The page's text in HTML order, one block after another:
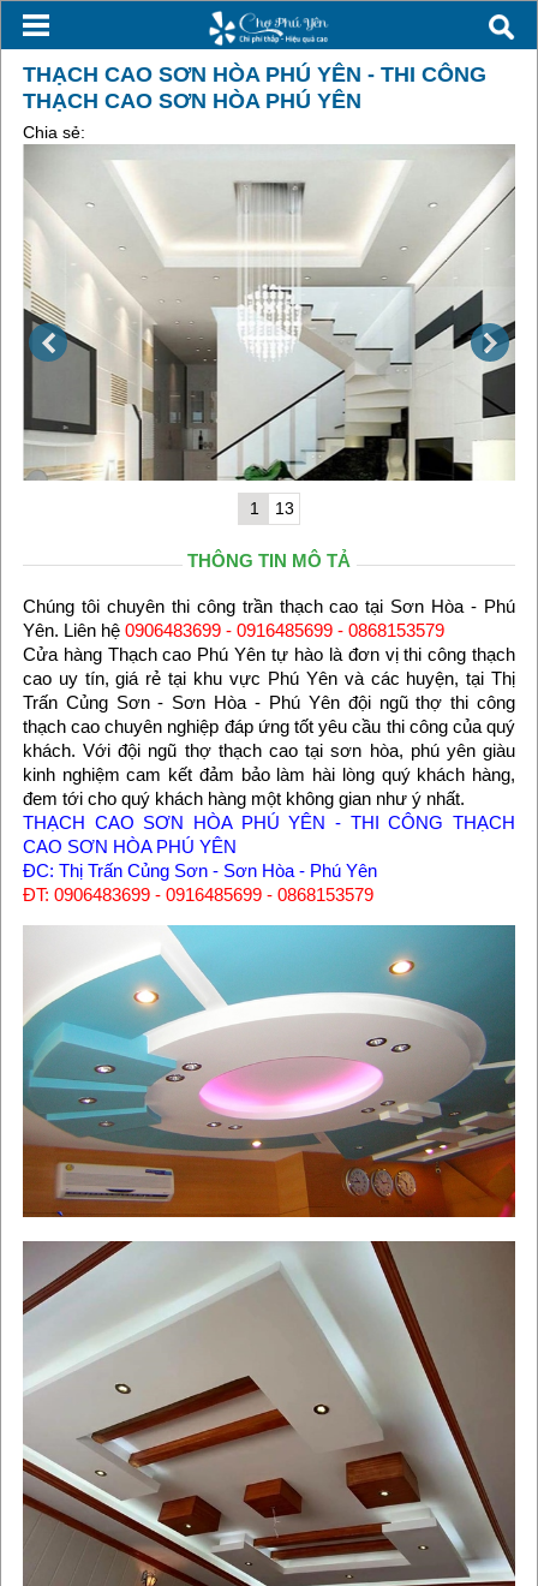
THẠCH CAO SƠN HÒA PHÚ YÊN - THI CÔNG
THẠCH CAO SƠN HÒA PHÚ YÊN
Chia sẻ:
1 13
THÔNG TIN MÔ TẢ
Chúng tôi chuyên thi công trần thạch cao tại Sơn Hòa - Phú
Yên. Liên hệ 0906483699 - 0916485699 - 0868153579
Cửa hàng Thạch cao Phú Yên tự hào là đơn vị thi công thạch
cao uy tín, giá rẻ tại khu vực Phú Yên và các huyện, tại Thị
Trấn Củng Sơn - Sơn Hòa - Phú Yên đội ngũ thợ thi công
thạch cao chuyên nghiệp đáp ứng tốt yêu cầu thi công của quý
khách. Với đội ngũ thợ thạch cao tại sơn hòa, phú yên giàu
kinh nghiệm cam kết đảm bảo làm hài lòng quý khách hàng,
đem tới cho quý khách hàng một không gian như ý nhất.
THẠCH CAO SƠN HÒA PHÚ YÊN - THI CÔNG THẠCH
CAO SƠN HÒA PHÚ YÊN
ĐC: Thị Trấn Củng Sơn - Sơn Hòa - Phú Yên
ĐT: 0906483699 - 0916485699 - 0868153579